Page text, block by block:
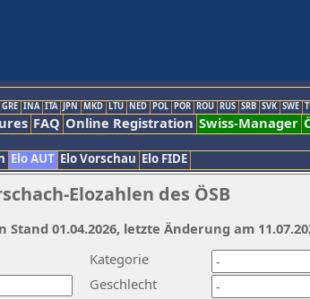
GRE INA ITA JPN MKD LTU NED POL POR ROU RUS SRB SVK SWE
FAQ Online Registration Swiss-Manager
Elo AUT Elo Vorschau Elo FIDE
Elozahlen des ÖSB
Kategorie
Geschlecht
Stand 01.04.2026, letzte Änderung am